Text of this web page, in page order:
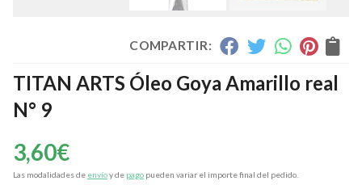
COMPARTIR:
TITAN ARTS Óleo Goya Amarillo real
N° 9
3,60€
Las modalidades de envíoy de pago pueden variar el importe final del pedido.